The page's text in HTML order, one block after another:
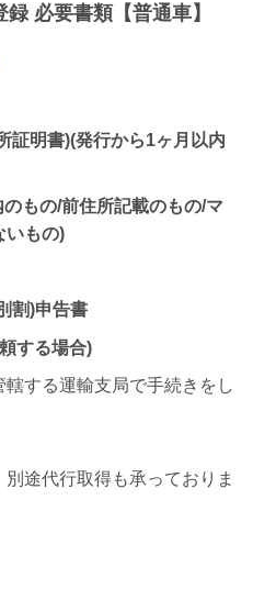
必要書類【普通車】
証明書)(発行から1ヶ月以内
もの/前住所記載のもの/マ
いもの)
割)申告書
する場合)
轄する運輸支局で手続きをし
途代行取得も承っておりま